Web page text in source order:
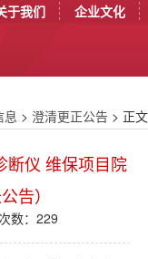
于我们
企业文化
息 > 澄清更正公告 > 正文
断仪 维保项目院
告）
： 229